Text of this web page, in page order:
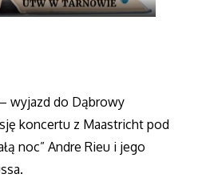
wyjazd do Dąbrowy
koncertu z Maastricht pod
noc” Andre Rieu i jego